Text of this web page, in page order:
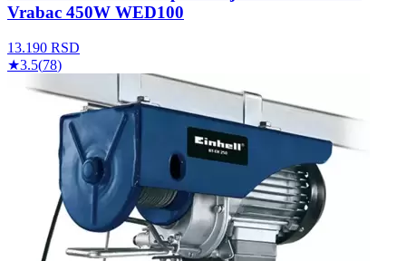
Vrabac 450W WED100
13.190 RSD
★3.5(78)